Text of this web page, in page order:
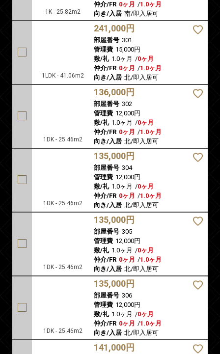
1K - 25.82m2
仲介/FR 0ヶ月 /1.0ヶ月
向き/入居 南/即入居可
1LDK - 41.06m2
241,000円
部屋番号 301
管理費 15,000円
敷/礼 1.0ヶ月 /0ヶ月
仲介/FR 0ヶ月 /1.0ヶ月
向き/入居 北/即入居可
1DK - 25.46m2
136,000円
部屋番号 302
管理費 12,000円
敷/礼 1.0ヶ月 /0ヶ月
仲介/FR 0ヶ月 /1.0ヶ月
向き/入居 北/即入居可
1DK - 25.46m2
135,000円
部屋番号 304
管理費 12,000円
敷/礼 1.0ヶ月 /0ヶ月
仲介/FR 0ヶ月 /1.0ヶ月
向き/入居 北/即入居可
1DK - 25.46m2
135,000円
部屋番号 305
管理費 12,000円
敷/礼 1.0ヶ月 /0ヶ月
仲介/FR 0ヶ月 /1.0ヶ月
向き/入居 北/即入居可
1DK - 25.46m2
135,000円
部屋番号 306
管理費 12,000円
敷/礼 1.0ヶ月 /0ヶ月
仲介/FR 0ヶ月 /1.0ヶ月
向き/入居 北/即入居可
141,000円